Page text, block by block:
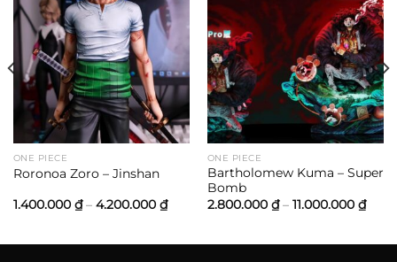
ONE PIECE
Roronoa Zoro – Jinshan
1.400.000 ₫ – 4.200.000 ₫Khoảng
giá:
ONE PIECE
Bartholomew Kuma – Super
Bomb
2.800.000 ₫ – 11.000.000 ₫
giá: